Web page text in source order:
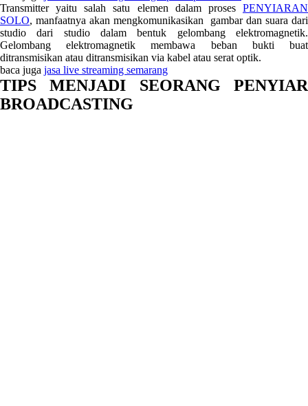
Transmitter yaitu salah satu elemen dalam proses PENYIARAN
SOLO, manfaatnya akan mengkomunikasikan gambar dan suara dari
studio dari studio dalam bentuk gelombang elektromagnetik.
Gelombang elektromagnetik membawa beban bukti buat
ditransmisikan atau ditransmisikan via kabel atau serat optik.
baca juga jasa live streaming semarang
TIPS MENJADI SEORANG PENYIAR
BROADCASTING